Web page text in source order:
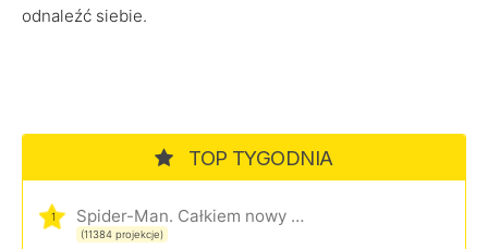
odnaleźć siebie.
TOP TYGODNIA
1 Spider-Man. Całkiem nowy dzień
(11384 projekcje)